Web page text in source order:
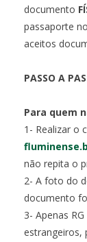
documento
passaporte
aceitos
PASSO A
Para quem
1- Realizar o
não repita o
2- A foto do
documento
3- Apenas
estrangeiros,